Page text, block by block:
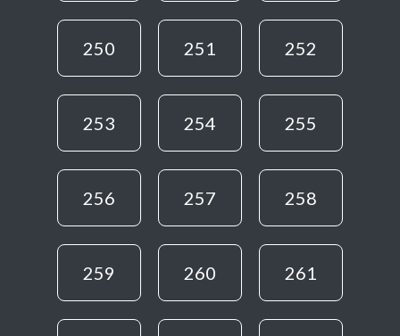
250 251 252
253 254 255
256 257 258
259 260 261